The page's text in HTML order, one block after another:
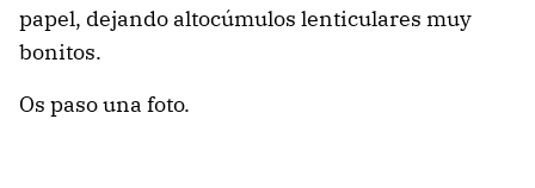
papel, dejando altocúmulos lenticulares muy
bonitos.
Os paso una foto.